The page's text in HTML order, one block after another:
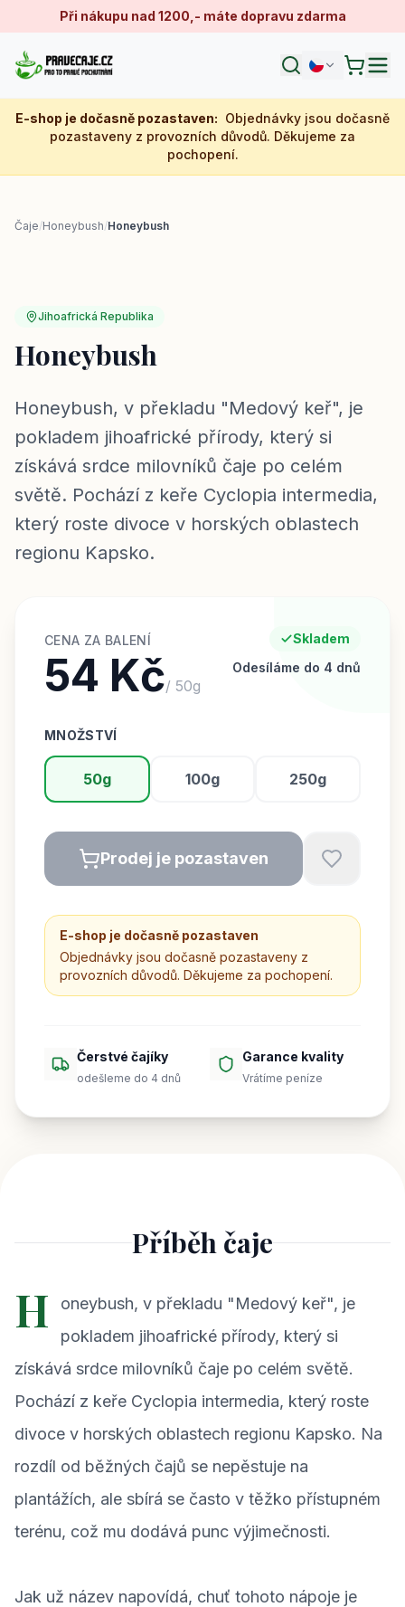
Při nákupu nad 1200,- máte dopravu zdarma
E-shop je dočasně pozastaven: Objednávky jsou dočasně
pozastaveny z provozních důvodů. Děkujeme za
pochopení.
Čaje/Honeybush/Honeybush
Jihoafrická Republika
Honeybush
Honeybush, v překladu "Medový keř", je
pokladem jihoafrické přírody, který si
získává srdce milovníků čaje po celém
světě. Pochází z keře Cyclopia intermedia,
který roste divoce v horských oblastech
regionu Kapsko.
CENA ZA BALENÍ
54 Kč/ 50g
Skladem
Odesíláme do 4 dnů
MNOŽSTVÍ
50g 100g 250g
Prodej je pozastaven
E-shop je dočasně pozastaven
Objednávky jsou dočasně pozastaveny z
provozních důvodů. Děkujeme za pochopení.
Čerstvé čajíky
odešleme do 4 dnů
Garance kvality
Vrátíme peníze
Příběh čaje
H
oneybush, v překladu "Medový keř", je
pokladem jihoafrické přírody, který si
získává srdce milovníků čaje po celém světě.
Pochází z keře Cyclopia intermedia, který roste
divoce v horských oblastech regionu Kapsko. Na
rozdíl od běžných čajů se nepěstuje na
plantážích, ale sbírá se často v těžko přístupném
terénu, což mu dodává punc výjimečnosti.
Jak už název napovídá, chuť tohoto nápoje je